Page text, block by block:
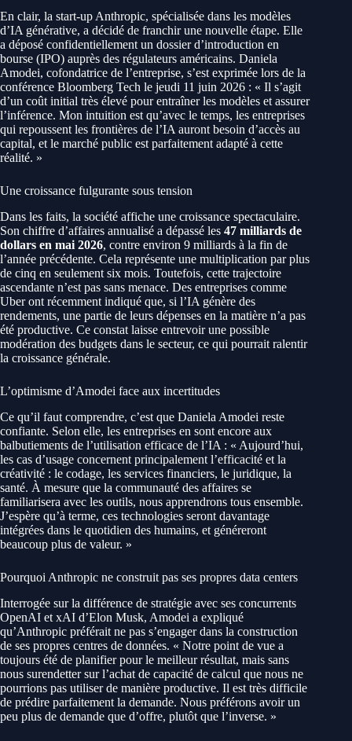
En clair, la start-up Anthropic, spécialisée dans les modèles
d’IA générative, a décidé de franchir une nouvelle étape. Elle
a déposé confidentiellement un dossier d’introduction en
bourse (IPO) auprès des régulateurs américains. Daniela
Amodei, cofondatrice de l’entreprise, s’est exprimée lors de la
conférence Bloomberg Tech le jeudi 11 juin 2026 : « Il s’agit
d’un coût initial très élevé pour entraîner les modèles et assurer
l’inférence. Mon intuition est qu’avec le temps, les entreprises
qui repoussent les frontières de l’IA auront besoin d’accès au
capital, et le marché public est parfaitement adapté à cette
réalité. »
Une croissance fulgurante sous tension
Dans les faits, la société affiche une croissance spectaculaire.
Son chiffre d’affaires annualisé a dépassé les 47 milliards de
dollars en mai 2026, contre environ 9 milliards à la fin de
l’année précédente. Cela représente une multiplication par plus
de cinq en seulement six mois. Toutefois, cette trajectoire
ascendante n’est pas sans menace. Des entreprises comme
Uber ont récemment indiqué que, si l’IA génère des
rendements, une partie de leurs dépenses en la matière n’a pas
été productive. Ce constat laisse entrevoir une possible
modération des budgets dans le secteur, ce qui pourrait ralentir
la croissance générale.
L’optimisme d’Amodei face aux incertitudes
Ce qu’il faut comprendre, c’est que Daniela Amodei reste
confiante. Selon elle, les entreprises en sont encore aux
balbutiements de l’utilisation efficace de l’IA : « Aujourd’hui,
les cas d’usage concernent principalement l’efficacité et la
créativité : le codage, les services financiers, le juridique, la
santé. À mesure que la communauté des affaires se
familiarisera avec les outils, nous apprendrons tous ensemble.
J’espère qu’à terme, ces technologies seront davantage
intégrées dans le quotidien des humains, et généreront
beaucoup plus de valeur. »
Pourquoi Anthropic ne construit pas ses propres data centers
Interrogée sur la différence de stratégie avec ses concurrents
OpenAI et xAI d’Elon Musk, Amodei a expliqué
qu’Anthropic préférait ne pas s’engager dans la construction
de ses propres centres de données. « Notre point de vue a
toujours été de planifier pour le meilleur résultat, mais sans
nous surendetter sur l’achat de capacité de calcul que nous ne
pourrions pas utiliser de manière productive. Il est très difficile
de prédire parfaitement la demande. Nous préférons avoir un
peu plus de demande que d’offre, plutôt que l’inverse. »